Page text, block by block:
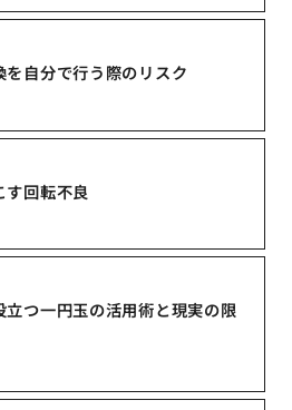
自分で行う際のリスク
す回転不良
つ一円玉の活用術と現実の限